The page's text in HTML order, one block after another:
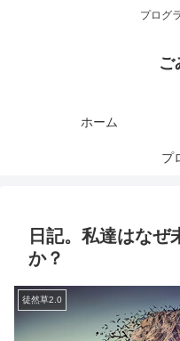
プログ
ご
ホーム
プ
日記。私達はなぜ
か？
徒然草2.0